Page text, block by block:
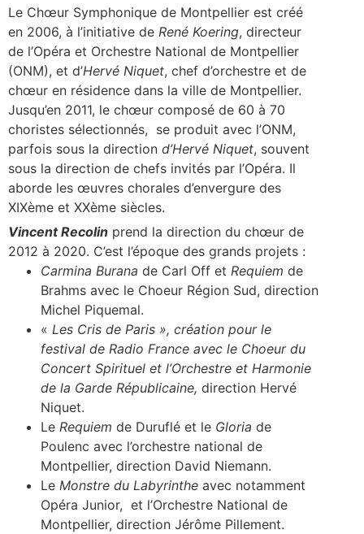
Le Chœur Symphonique de Montpellier est créé
en 2006, à l’initiative de René Koering, directeur
de l’Opéra et Orchestre National de Montpellier
(ONM), et d’Hervé Niquet, chef d’orchestre et de
chœur en résidence dans la ville de Montpellier.
Jusqu’en 2011, le chœur composé de 60 à 70
choristes sélectionnés, se produit avec l’ONM,
parfois sous la direction d’Hervé Niquet, souvent
sous la direction de chefs invités par l’Opéra. Il
aborde les œuvres chorales d’envergure des
XIXème et XXème siècles.
Vincent Recolin prend la direction du chœur de
2012 à 2020. C’est l’époque des grands projets :
Carmina Burana de Carl Off et Requiem de
Brahms avec le Choeur Région Sud, direction
Michel Piquemal.
« Les Cris de Paris », création pour le
festival de Radio France avec le Choeur du
Concert Spirituel et l’Orchestre et Harmonie
de la Garde Républicaine, direction Hervé
Niquet.
Le Requiem de Duruflé et le Gloria de
Poulenc avec l’orchestre national de
Montpellier, direction David Niemann.
Le Monstre du Labyrinthe avec notamment
Opéra Junior, et l’Orchestre National de
Montpellier, direction Jérôme Pillement.